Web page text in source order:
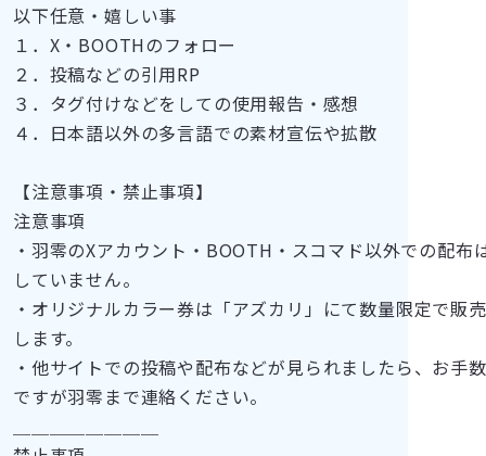
以下任意・嬉しい事
１．X・BOOTHのフォロー
２．投稿などの引用RP
３．タグ付けなどをしての使用報告・感想
４．日本語以外の多言語での素材宣伝や拡散
【注意事項・禁止事項】
注意事項
・羽零のXアカウント・BOOTH・スコマド以外での配布
していません。
・オリジナルカラー券は「アズカリ」にて数量限定で販売
します。
・他サイトでの投稿や配布などが見られましたら、お手数
ですが羽零まで連絡ください。